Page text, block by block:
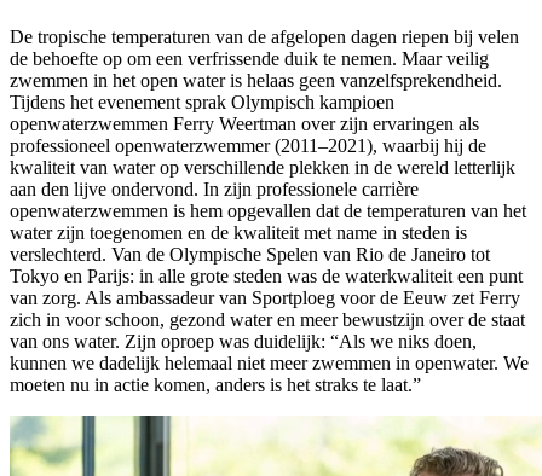
De tropische temperaturen van de afgelopen dagen riepen bij velen
de behoefte op om een verfrissende duik te nemen. Maar veilig
zwemmen in het open water is helaas geen vanzelfsprekendheid.
Tijdens het evenement sprak Olympisch kampioen
openwaterzwemmen Ferry Weertman over zijn ervaringen als
professioneel openwaterzwemmer (2011–2021), waarbij hij de
kwaliteit van water op verschillende plekken in de wereld letterlijk
aan den lijve ondervond. In zijn professionele carrière
openwaterzwemmen is hem opgevallen dat de temperaturen van het
water zijn toegenomen en de kwaliteit met name in steden is
verslechterd. Van de Olympische Spelen van Rio de Janeiro tot
Tokyo en Parijs: in alle grote steden was de waterkwaliteit een punt
van zorg. Als ambassadeur van Sportploeg voor de Eeuw zet Ferry
zich in voor schoon, gezond water en meer bewustzijn over de staat
van ons water. Zijn oproep was duidelijk: “Als we niks doen,
kunnen we dadelijk helemaal niet meer zwemmen in openwater. We
moeten nu in actie komen, anders is het straks te laat.”